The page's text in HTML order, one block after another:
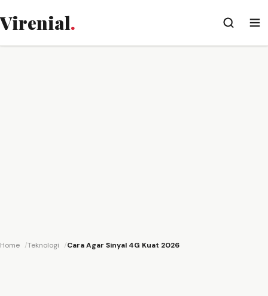
Virenial.
Home Teknologi Cara Agar Sinyal 4G Kuat 2026